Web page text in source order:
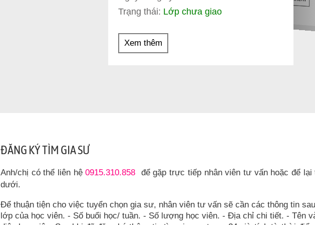
Trạng thái: Lớp chưa giao
Xem thêm
ĐĂNG KÝ TÌM GIA SƯ
Anh/chị có thể liên hệ0915.310.858
để gặp trực tiếp nhân viên tư vấn hoặc để lại
dưới.
Để thuận tiện cho việc tuyển chọn gia sư, nhân viên tư vấn sẽ cần các thông tin
lớp của học viên. - Số buổi học/ tuần. - Số lượng học viên. - Địa chỉ chi tiết. - Tên